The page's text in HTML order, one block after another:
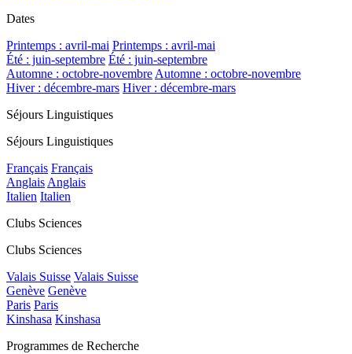
Dates
Printemps : avril-mai Printemps : avril-mai
Été : juin-septembre Été : juin-septembre
Automne : octobre-novembreAutomne : octobre-novembre
Hiver : décembre-mars Hiver : décembre-mars
Séjours Linguistiques
Séjours Linguistiques
Français Français
AnglaisAnglais
Italien Italien
Clubs Sciences
Clubs Sciences
Valais Suisse Valais Suisse
Genève Genève
Paris Paris
Kinshasa Kinshasa
Programmes de Recherche